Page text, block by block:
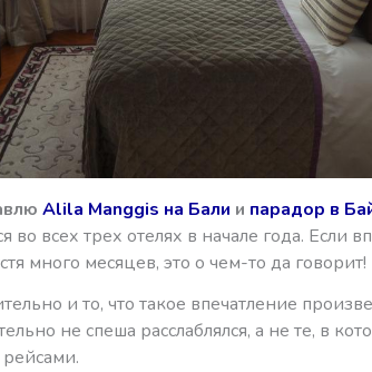
Alila Manggis на Бали и парадор в
во всех трех отелях в начале года. Если
много месяцев, это о чем-то да говорит!
и то, что такое впечатление
не спеша расслаблялся, а не те, в